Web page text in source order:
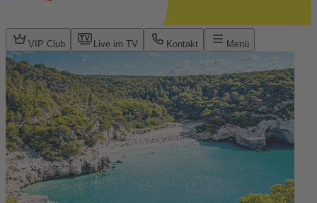
VIP Club Live im TV Kontakt Menü